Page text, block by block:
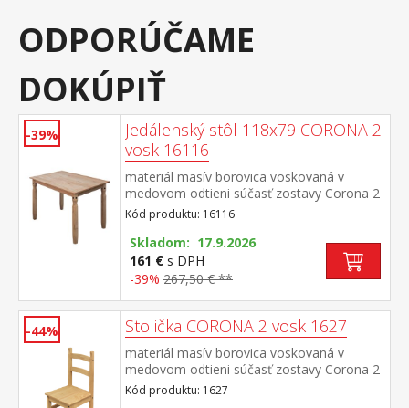
ODPORÚČAME
DOKÚPIŤ
-39%
Jedálenský stôl 118x79 CORONA 2
vosk 16116
materiál masív borovica voskovaná v
medovom odtieni súčasť zostavy Corona 2
Kód produktu: 16116
Skladom: 17.9.2026
161 € s DPH
-39% 267,50 € **
-44% Stolička CORONA 2 vosk 1627
materiál masív borovica voskovaná v
medovom odtieni súčasť zostavy Corona 2
Kód produktu: 1627